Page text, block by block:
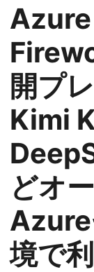
開プ
Kimi
どオ
境で